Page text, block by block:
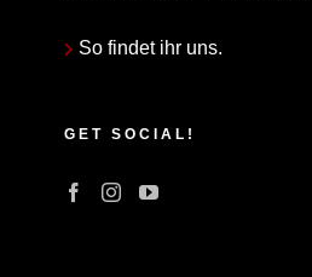
So findet ihr uns.
GET SOCIAL!